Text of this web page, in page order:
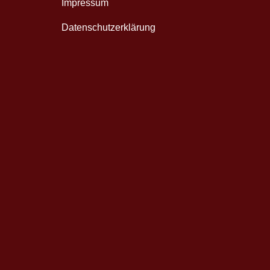
Impressum
Datenschutzerklärung